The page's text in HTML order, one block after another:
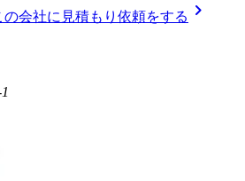
の会社に見積もり依頼をする chevron_right